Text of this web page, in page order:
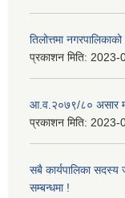
तिलोत्तमा
प्रकाशन मिति: 2023-
आ.व.२०७९/८० असार
प्रकाशन मिति: 2023-
सबै कार्यपालिका
सम्बन्धमा !